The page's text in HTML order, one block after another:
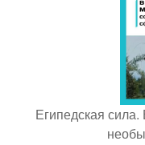
Египедская